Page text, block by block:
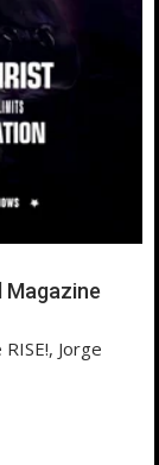
Magazine
Jorge